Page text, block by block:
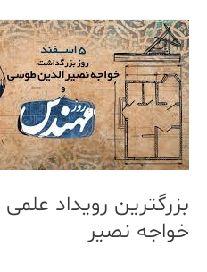
بزرگترین رویداد
خواجه نصیر
بزرگترین
رویداد
علمی
دبستان
هفته
علمی
خواجه
نصیر